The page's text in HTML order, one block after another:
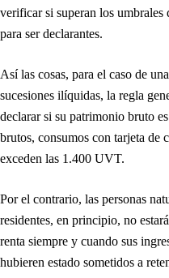
verificar si superan los
para ser declarantes.
Así las cosas, para el caso de
sucesiones ilíquidas, la regla
declarar si su patrimonio bruto
brutos, consumos con tarjeta de
exceden las 1.400 UVT.
Por el contrario, las personas
residentes, en principio, no
renta siempre y cuando sus
hubieren estado sometidos a